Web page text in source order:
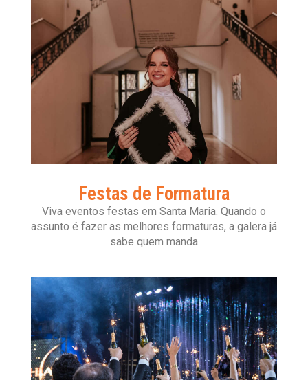
Festas de Formatura
Viva eventos festas em Santa Maria. Quando o
assunto é fazer as melhores formaturas, a galera já
sabe quem manda